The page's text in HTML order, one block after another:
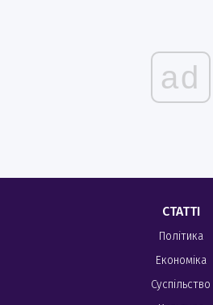
ad
СТАТТІ
Політика
Економіка
Суспільство